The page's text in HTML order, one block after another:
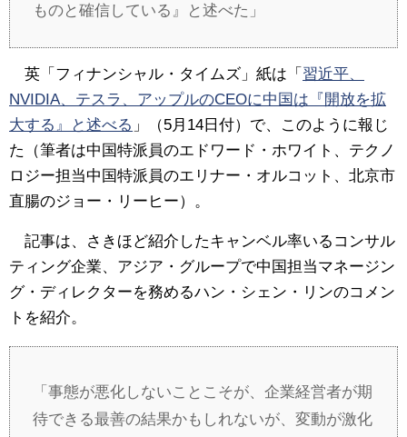
ものと確信している』と述べた」
英「フィナンシャル・タイムズ」紙は「 習近平、
NVIDIA、テスラ、アップルのCEOに中国は『開放を拡
大する』と述べる 」（5月14日付）で、このように報じ
た（筆者は中国特派員のエドワード・ホワイト、テクノ
ロジー担当中国特派員のエリナー・オルコット、北京市
直腸のジョー・リーヒー）。
記事は、さきほど紹介したキャンベル率いるコンサル
ティング企業、アジア・グループで中国担当マネージン
グ・ディレクターを務めるハン・シェン・リンのコメン
トを紹介。
「事態が悪化しないことこそが、企業経営者が期
待できる最善の結果かもしれないが、変動が激化